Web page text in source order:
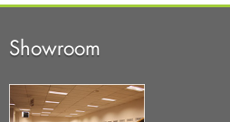
Showroom